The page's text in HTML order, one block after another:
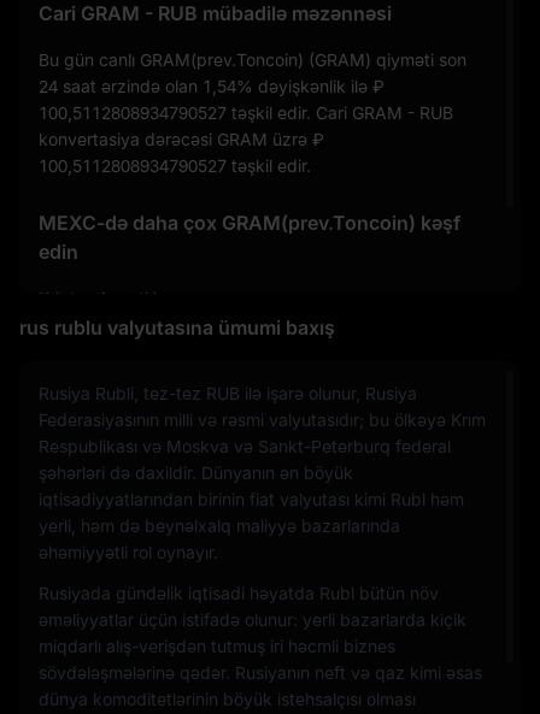
rus rublu valyutasına ümumi baxış
Cari GRAM - RUB mübadilə məzənnəsi
Bu gün canlı GRAM(prev.Toncoin) (GRAM) qiyməti son
24 saat ərzində olan 1,54% dəyişkənlik ilə ₽
100,5112808934790527 təşkil edir. Cari GRAM - RUB
konvertasiya dərəcəsi GRAM üzrə ₽
100,5112808934790527 təşkil edir.
MEXC-də daha çox GRAM(prev.Toncoin) kəşf
edin
Kripto qiyməti
Kriptovalyuta üzrə qiymət proqnozu
Rusiya Rubli, tez-tez RUB ilə işarə olunur, Rusiya
Federasiyasının milli və rəsmi valyutasıdır; bu ölkəyə Krım
Respublikası və Moskva və Sankt-Peterburq federal
şəhərləri də daxildir. Dünyanın ən böyük
iqtisadiyyatlarından birinin fiat valyutası kimi Rubl həm
yerli, həm də beynəlxalq maliyyə bazarlarında
əhəmiyyətli rol oynayır.
Rusiyada gündəlik iqtisadi həyatda Rubl bütün növ
əməliyyatlar üçün istifadə olunur: yerli bazarlarda kiçik
miqdarlı alış-verişdən tutmuş iri həcmli biznes
sövdələşmələrinə qədər. Rusiyanın neft və qaz kimi əsas
dünya komoditetlərinin böyük istehsalçısı olması